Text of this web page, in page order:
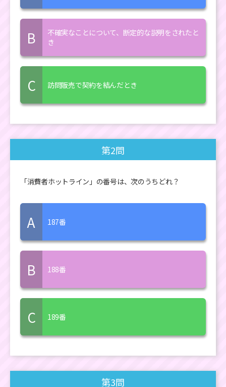
B
不確実なことについて、断定的な説明をされたと
き
C 訪問販売で契約を結んだとき
第2問
「消費者ホットライン」の番号は、次のうちどれ？
A 187番
B 188番
C 189番
第3問